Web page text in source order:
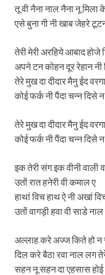
तू वी नैना नाल नैना नू मिला
एसे बुना गी नी खाब जेहरे
तेरी मेरी अरहिये आबाद होजे
अपने टन कोहन दूर रेहान नी
तेरे मुख दा दीदार मैनु ईद वरगा
कोई फर्क नी पैंदा चन्न दिसे
तेरे मुख दा दीदार मैनु ईद वरगा
कोई फर्क नी पैंदा चन्न दिसे
इक तेरी संग इक वीनी वाली
उतों रात हनेरी वी कमाल ए
हाथां विच हाथ ऐ नी अखां
उतों वागड़ी हवा वी साडे नाल
अल्लाह करे अज्ज किते हो न
दिल करे बैठा रवा नाल लग
सहन नू सहन दा एहसास होई